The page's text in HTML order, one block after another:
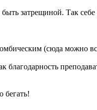
затрещиной. Так себе
(сюда можно
благодарность
бегать!